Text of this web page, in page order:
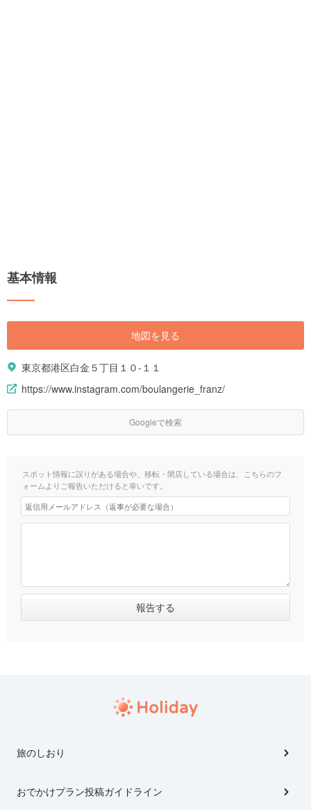
基本情報
地図を見る
東京都港区白金５丁目１０-１１
https://www.instagram.com/boulangerie_franz/
Googleで検索
スポット情報に誤りがある場合や、移転・閉店している場合は、こちらのフ
ォームよりご報告いただけると幸いです。
旅のしおり
おでかけプラン投稿ガイドライン